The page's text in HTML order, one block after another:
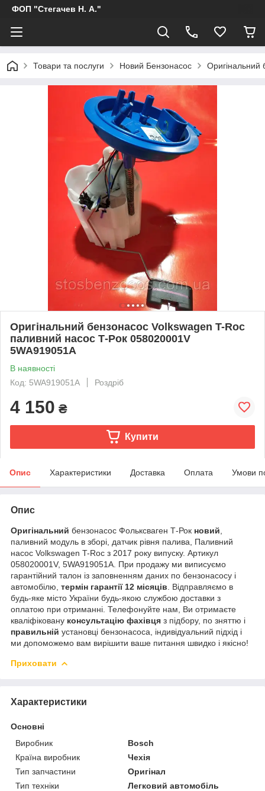
ФОП "Стегачев Н. А."
Товари та послуги Новий Бензонасос Оригінальний
Оригінальний бензонасос Volkswagen T-Roc
паливний насос Т-Рок 058020001V
5WA919051A
В наявності
Код: 5WA919051A
Роздріб
4 150 ₴
Купити
Опис Характеристики Доставка Оплата Умови
Опис
Оригінальний бензонасос Фольксваген Т-Рок новий
паливний модуль в зборі, датчик рівня палива, Паливний
насос Volkswagen T-Roc з 2017 року випуску. Артикул
058020001V, 5WA919051A. При продажу ми виписуємо
гарантійний талон із заповненням даних по бензонасосу і
автомобілю, термін гарантії 12 місяців . Відправляємо в
будь-яке місто України будь-якою службою доставки з
оплатою при отриманні. Телефонуйте нам, Ви отримаєте
кваліфіковану консультацію фахівця з підбору, по зняттю і
правильній установці бензонасоса, індивідуальний підхід і
ми допоможемо вам вирішити ваше питання швидко і якісно!
Приховати
Характеристики
Основні
Виробник
Bosch
Країна виробник
Чехія
Тип запчастини
Оригінал
Тип техніки
Легковий автомобіль